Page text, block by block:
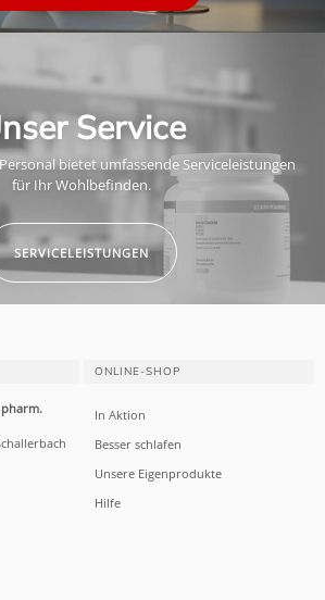
Service
bietet umfassende Serviceleistungen
für Ihr Wohlbefinden.
SERVICELEISTUNGEN
ONLINE-SHOP
In Aktion
Besser schlafen
Unsere Eigenprodukte
Hilfe